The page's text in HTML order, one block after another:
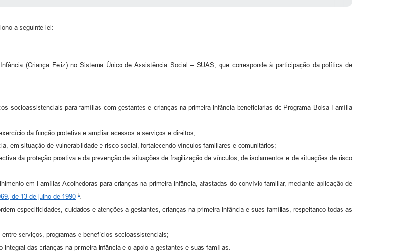
a seguinte lei:
(Criança Feliz) no Sistema Único de Assistência Social – SUAS, que corresponde à participação da política de
socioassistenciais para famílias com gestantes e crianças na primeira infância beneficiárias do Programa Bolsa Família
da função protetiva e ampliar acessos a serviços e direitos;
em situação de vulnerabilidade e risco social, fortalecendo vínculos familiares e comunitários;
da proteção proativa e da prevenção de situações de fragilização de vínculos, de isolamentos e de situações de risco
em Famílias Acolhedoras para crianças na primeira infância, afastadas do convívio familiar, mediante aplicação de
de 13 de julho de 1990
;
especificidades, cuidados e atenções a gestantes, crianças na primeira infância e suas famílias, respeitando todas as
serviços, programas e benefícios socioassistenciais;
das crianças na primeira infância e o apoio a gestantes e suas famílias.